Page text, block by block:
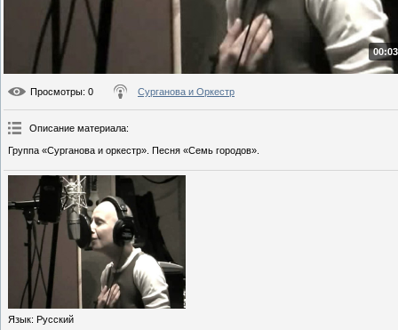
Просмотры: 0 Сурганова и Оркестр
Описание материала:
Группа «Сурганова и оркестр». Песня «Семь городов».
Язык: Русский